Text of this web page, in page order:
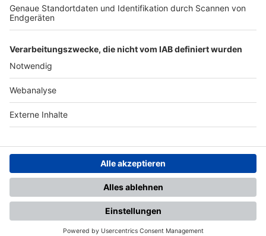
SFV DFB
Nutzungsbedingungen Datenschutz Impressum
Ihr Gerät wird möglicherweise
nicht vollständig unterstützt.
Für die beste Nutzung empfehlen
wir ein kompatibles Gerät oder
einen aktuellen Browser.